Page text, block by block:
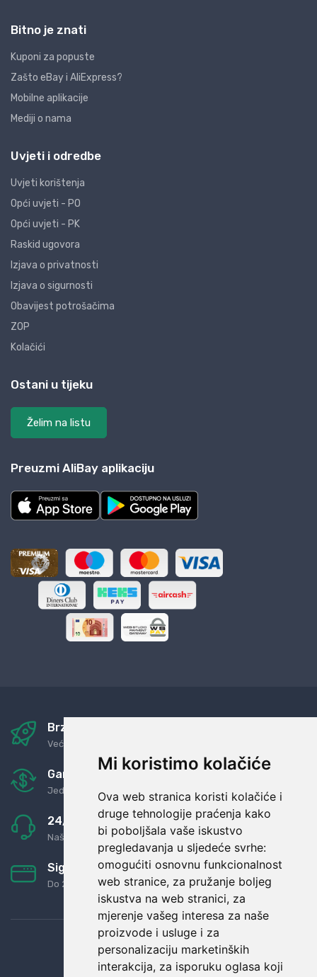
Mi koristimo kolačiće
Ova web stranica koristi kolačiće i
druge tehnologije praćenja kako
bi poboljšala vaše iskustvo
pregledavanja u sljedeće svrhe:
omogućiti osnovnu funkcionalnost
web stranice, za pružanje boljeg
iskustva na web stranici, za
mjerenje vašeg interesa za naše
proizvode i usluge i za
personalizaciju marketinških
interakcija, za isporuku oglasa koji
Bitno je znati
Kuponi za popuste
Zašto eBay i AliExpress?
Mobilne aplikacije
Mediji o nama
Uvjeti i odredbe
Uvjeti korištenja
Opći uvjeti - PO
Opći uvjeti - PK
Raskid ugovora
Izjava o privatnosti
Izjava o sigurnosti
Obavijest potrošačima
ZOP
Kolačići
Ostani u tijeku
Želim na listu
Preuzmi AliBay aplikaciju
Brza i sigurna dostava
Već za nekoliko dana kod vas
Garancija u povrat novaca
Jednostavno pravilo: Roba za novac
24/7 odlična podrška
Naši agenti uvijek na raspolaganju
Sigurno obročno plaćanje
Do 24 rata bez kamata